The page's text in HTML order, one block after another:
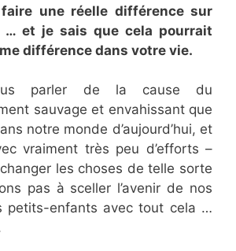
une réelle différence sur
… et je sais que cela pourrait
différence dans votre vie.
parler de la cause du
sauvage et envahissant que
notre monde d’aujourd’hui, et
vraiment très peu d’efforts –
les choses de telle sorte
pas à sceller l’avenir de nos
petits-enfants avec tout cela …